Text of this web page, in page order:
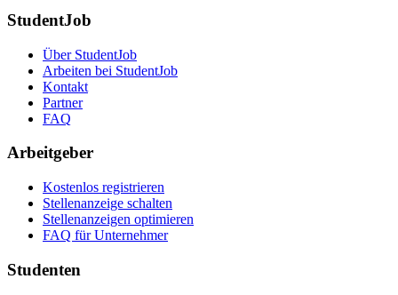
StudentJob
Über StudentJob
Arbeiten bei StudentJob
Kontakt
Partner
FAQ
Arbeitgeber
Kostenlos registrieren
Stellenanzeige schalten
Stellenanzeigen optimieren
FAQ für Unternehmer
Studenten